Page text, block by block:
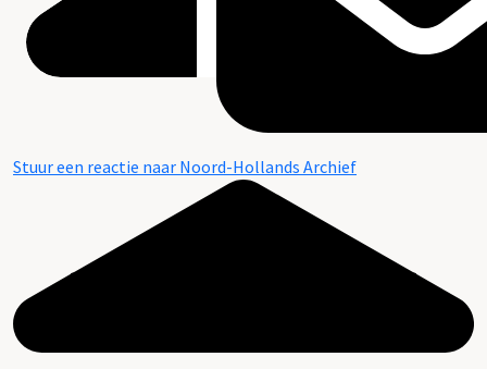
Stuur een reactie naar Noord-Hollands Archief